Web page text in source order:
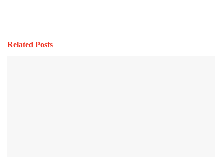
Related Posts